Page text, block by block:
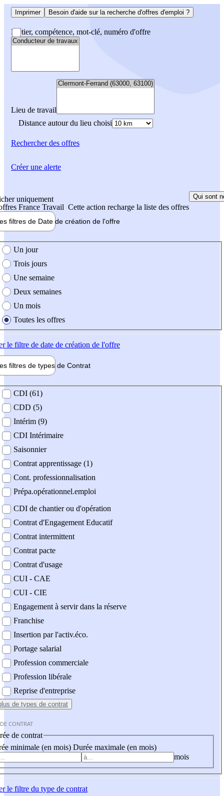
Imprimer Besoin d'aide sur la recherche d'offres d'emploi ?
Métier, compétence, mot-clé, numéro d'offre
Lieu de travail
Distance autour du lieu choisi
Rechercherdes offres
uniquement
France Travail Cette action recharge la liste des offres
Qui sont
filtres de Date de création de l'offre
création de l'offre
Un jour
Trois jours
Une semaine
Deux semaines
Un mois
Toutes les offres
le filtre de date de création de l'offre
filtres de types de Contrat
contrat
CDI (61)
CDD (5)
Intérim (9)
CDI Intérimaire
Saisonnier
Contrat apprentissage (1)
Cont. professionnalisation
Prépa.opérationnel.emploi
CDI de chantier ou d'opération
Contrat d'Engagement Educatif
Contrat intermittent
Contrat pacte
Contrat d'usage
CUI - CAE
CUI - CIE
Engagement à servir dans la réserve
Franchise
Insertion par l'activ.éco.
Portage salarial
Profession commerciale
Profession libérale
Reprise d'entreprise
de types de contrat
CONTRAT
de contrat
minimale (en mois) Durée maximale (en mois)
mois
le filtre du type de contrat
Créer une alerte